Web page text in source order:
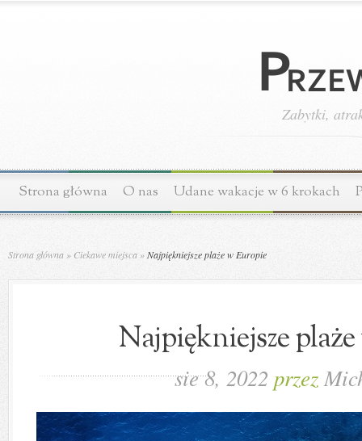
Zabytki,
Strona główna O nas Udane wakacje w 6 krokach
Strona główna » Ciekawe miejsca »Najpiękniejsze plaże w Europie
Najpiękniejsze
sie 8, 2022 przez